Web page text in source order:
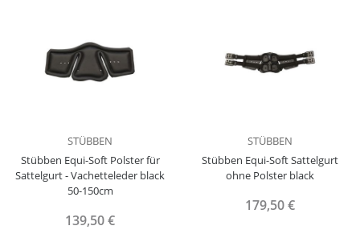
STÜBBEN
Stübben Equi-Soft Polster für
Sattelgurt - Vachetteleder black
50-150cm
139,50 €
STÜBBEN
Stübben Equi-Soft Sattelgurt
ohne Polster black
179,50 €